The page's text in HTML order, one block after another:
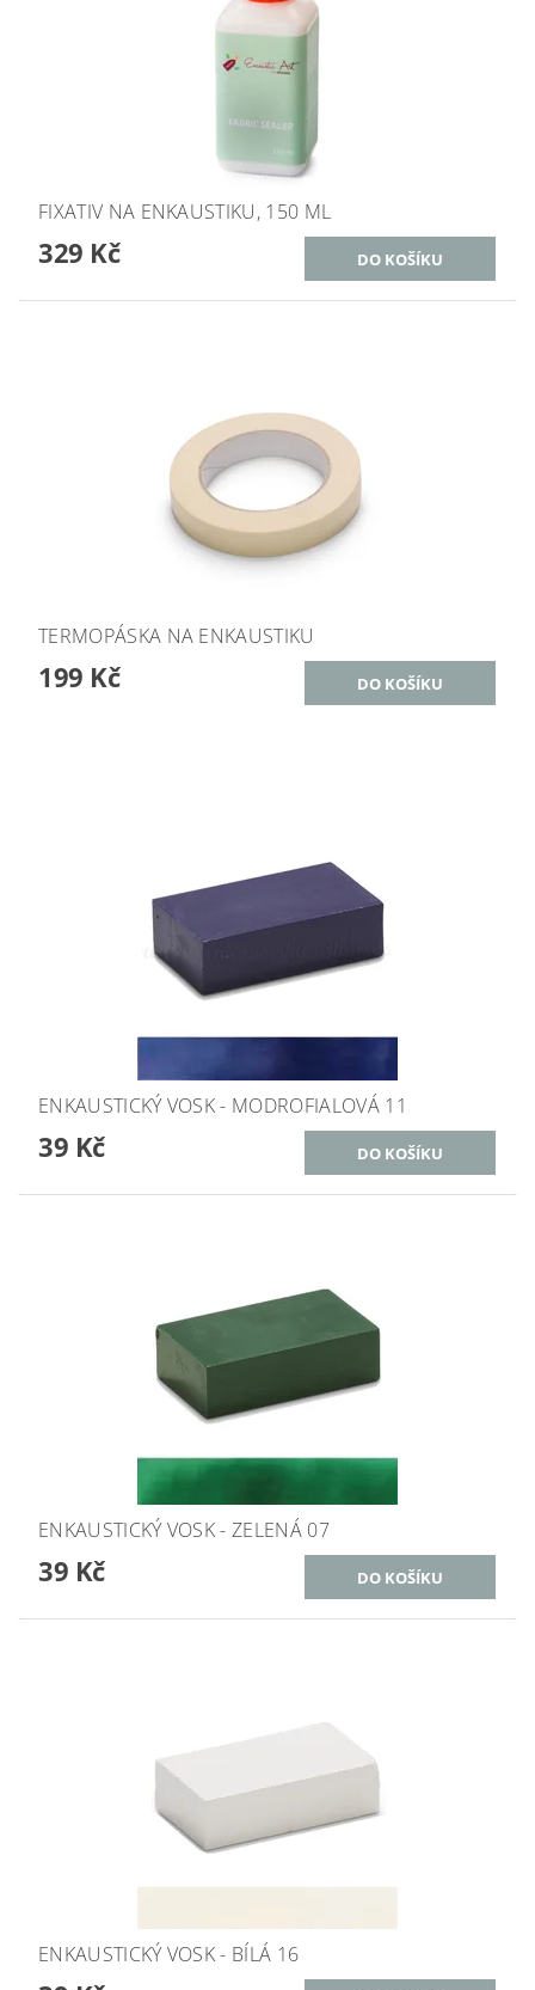
FIXATIV NA ENKAUSTIKU, 150 ML
329 Kč
TERMOPÁSKA NA ENKAUSTIKU
199 Kč
ENKAUSTICKÝ VOSK - MODROFIALOVÁ 11
39 Kč
ENKAUSTICKÝ VOSK - ZELENÁ 07
39 Kč
ENKAUSTICKÝ VOSK - BÍLÁ 16